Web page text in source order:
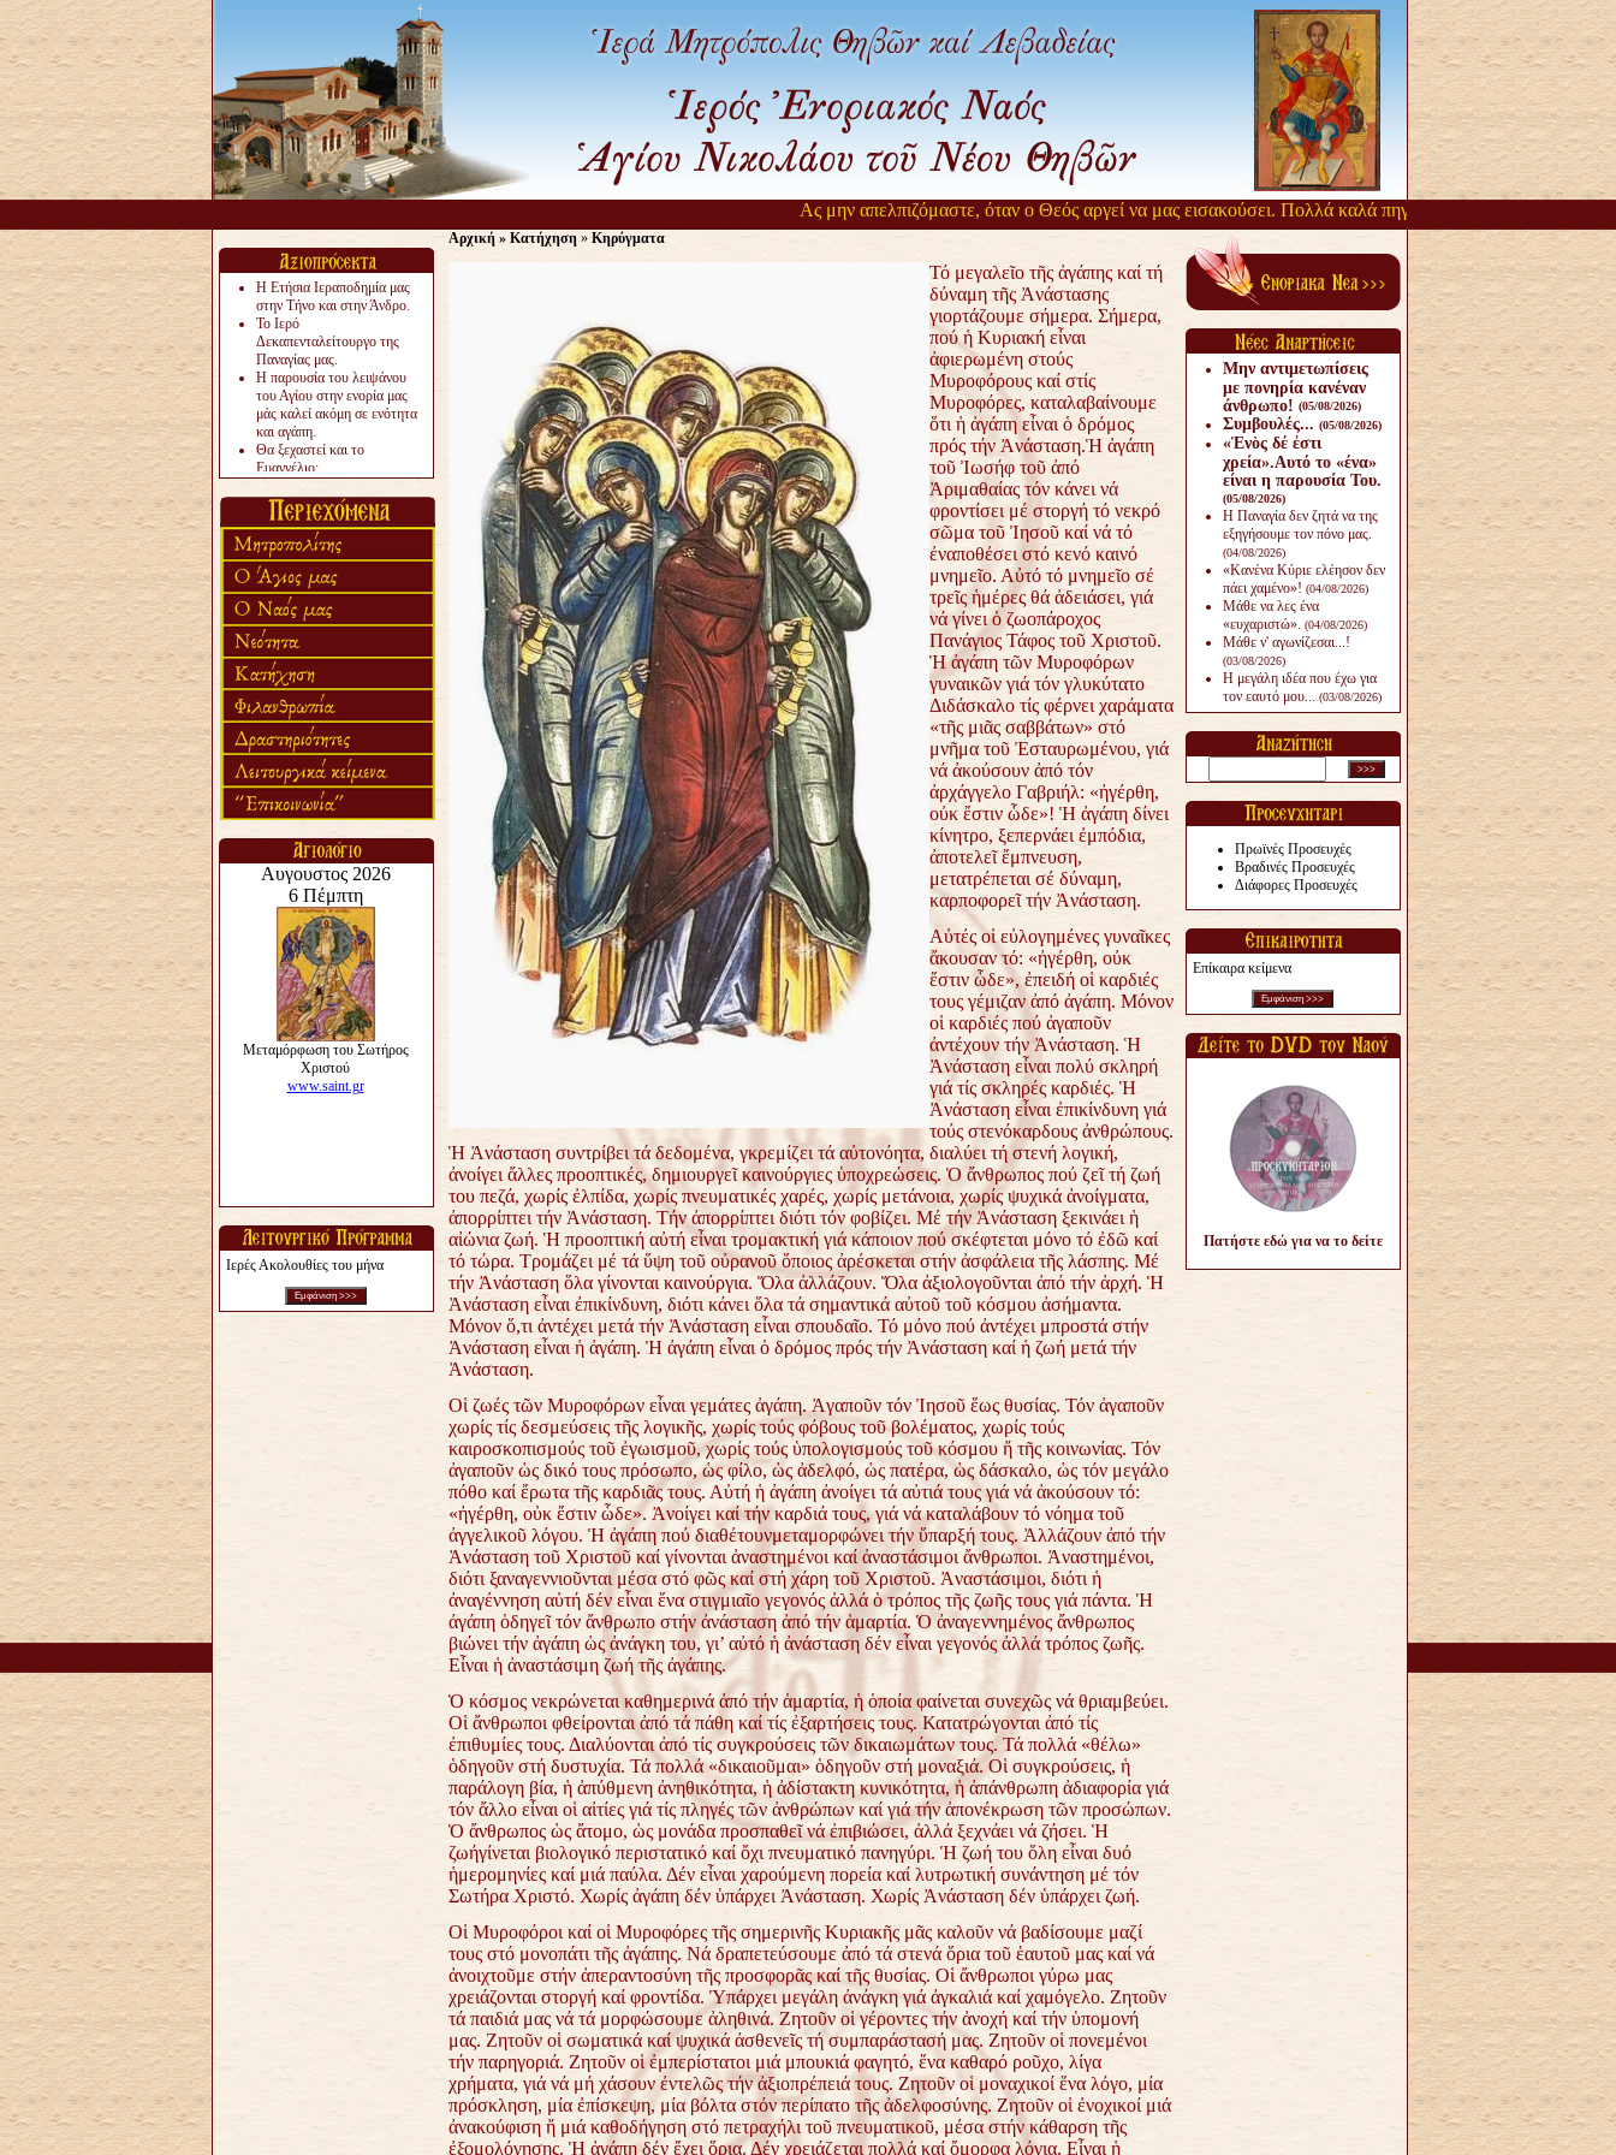
Ας μην απελπιζόμαστε, όταν ο Θεός αργεί να μας εισακούσει. Πολλά καλά πηγάζουν, από την αργοπορία
Η Ετήσια Ιεραποδημία μας
στην Τήνο και στην Άνδρο.
Το Ιερό
Δεκαπενταλείτουργο της
Παναγίας μας.
Η παρουσία του λειψάνου
του Αγίου στην ενορία μας
μάς καλεί ακόμη σε ενότητα
και αγάπη.
Θα ξεχαστεί και το
Ευαγγέλιο;
«πολύ αργά».
Ζητείται....
Ιερές Ακολουθίες του μήνα
Αρχική» Κατήχηση» Κηρύγματα
Τό μεγαλεῖο τῆς ἀγάπης καί τή
δύναμη τῆς Ἀνάστασης
γιορτάζουμε σήμερα. Σήμερα,
πού ἡ Κυριακή εἶναι
ἀφιερωμένη στούς
Μυροφόρους καί στίς
Μυροφόρες, καταλαβαίνουμε
ὅτι ἡ ἀγάπη εἶναι ὁ δρόμος
πρός τήν Ἀνάσταση.Ἡ ἀγάπη
τοῦ Ἰωσήφ τοῦ ἀπό
Ἀριμαθαίας τόν κάνει νά
φροντίσει μέ στοργή τό νεκρό
σῶμα τοῦ Ἰησοῦ καί νά τό
ἐναποθέσει στό κενό καινό
μνημεῖο. Αὐτό τό μνημεῖο σέ
τρεῖς ἡμέρες θά ἀδειάσει, γιά
νά γίνει ὁ ζωοπάροχος
Πανάγιος Τάφος τοῦ Χριστοῦ.
Ἡ ἀγάπη τῶν Μυροφόρων
γυναικῶν γιά τόν γλυκύτατο
Διδάσκαλο τίς φέρνει χαράματα
«τῆς μιᾶς σαββάτων» στό
μνῆμα τοῦ Ἐσταυρωμένου, γιά
νά ἀκούσουν ἀπό τόν
ἀρχάγγελο Γαβριήλ: «ἠγέρθη,
οὐκ ἔστιν ὧδε»! Ἡ ἀγάπη δίνει
κίνητρο, ξεπερνάει ἐμπόδια,
ἀποτελεῖ ἔμπνευση,
μετατρέπεται σέ δύναμη,
καρποφορεῖ τήν Ἀνάσταση.
Αὐτές οἱ εὐλογημένες γυναῖκες
ἄκουσαν τό: «ἠγέρθη, οὐκ
ἔστιν ὧδε», ἐπειδή οἱ καρδιές
τους γέμιζαν ἀπό ἀγάπη. Μόνον
οἱ καρδιές πού ἀγαποῦν
ἀντέχουν τήν Ἀνάσταση. Ἡ
Ἀνάσταση εἶναι πολύ σκληρή
γιά τίς σκληρές καρδιές. Ἡ
Ἀνάσταση εἶναι ἐπικίνδυνη γιά
τούς στενόκαρδους ἀνθρώπους.
Ἡ Ἀνάσταση συντρίβει τά δεδομένα, γκρεμίζει τά αὐτονόητα, διαλύει τή στενή λογική,
ἀνοίγει ἄλλες προοπτικές, δημιουργεῖ καινούργιες ὑποχρεώσεις. Ὁ ἄνθρωπος πού ζεῖ τή ζωή
του πεζά, χωρίς ἐλπίδα, χωρίς πνευματικές χαρές, χωρίς μετάνοια, χωρίς ψυχικά ἀνοίγματα,
ἀπορρίπτει τήν Ἀνάσταση. Τήν ἀπορρίπτει διότι τόν φοβίζει. Μέ τήν Ἀνάσταση ξεκινάει ἡ
αἰώνια ζωή. Ἡ προοπτική αὐτή εἶναι τρομακτική γιά κάποιον πού σκέφτεται μόνο τό ἐδῶ καί
τό τώρα. Τρομάζει μέ τά ὕψη τοῦ οὐρανοῦ ὅποιος ἀρέσκεται στήν ἀσφάλεια τῆς λάσπης. Μέ
τήν Ἀνάσταση ὅλα γίνονται καινούργια. Ὅλα ἀλλάζουν. Ὅλα ἀξιολογοῦνται ἀπό τήν ἀρχή. Ἡ
Ἀνάσταση εἶναι ἐπικίνδυνη, διότι κάνει ὅλα τά σημαντικά αὐτοῦ τοῦ κόσμου ἀσήμαντα.
Μόνον ὅ,τι ἀντέχει μετά τήν Ἀνάσταση εἶναι σπουδαῖο. Τό μόνο πού ἀντέχει μπροστά στήν
Ἀνάσταση εἶναι ἡ ἀγάπη. Ἡ ἀγάπη εἶναι ὁ δρόμος πρός τήν Ἀνάσταση καί ἡ ζωή μετά τήν
Ἀνάσταση.
Οἱ ζωές τῶν Μυροφόρων εἶναι γεμάτες ἀγάπη. Ἀγαποῦν τόν Ἰησοῦ ἕως θυσίας. Τόν ἀγαποῦν
χωρίς τίς δεσμεύσεις τῆς λογικῆς, χωρίς τούς φόβους τοῦ βολέματος, χωρίς τούς
καιροσκοπισμούς τοῦ ἐγωισμοῦ, χωρίς τούς ὑπολογισμούς τοῦ κόσμου ἤ τῆς κοινωνίας. Τόν
ἀγαποῦν ὡς δικό τους πρόσωπο, ὡς φίλο, ὡς ἀδελφό, ὡς πατέρα, ὡς δάσκαλο, ὡς τόν μεγάλο
πόθο καί ἔρωτα τῆς καρδιᾶς τους. Αὐτή ἡ ἀγάπη ἀνοίγει τά αὐτιά τους γιά νά ἀκούσουν τό:
«ἠγέρθη, οὐκ ἔστιν ὧδε». Ἀνοίγει καί τήν καρδιά τους, γιά νά καταλάβουν τό νόημα τοῦ
ἀγγελικοῦ λόγου. Ἡ ἀγάπη πού διαθέτουνμεταμορφώνει τήν ὕπαρξή τους. Ἀλλάζουν ἀπό τήν
Ἀνάσταση τοῦ Χριστοῦ καί γίνονται ἀναστημένοι καί ἀναστάσιμοι ἄνθρωποι. Ἀναστημένοι,
διότι ξαναγεννιοῦνται μέσα στό φῶς καί στή χάρη τοῦ Χριστοῦ. Ἀναστάσιμοι, διότι ἡ
ἀναγέννηση αὐτή δέν εἶναι ἕνα στιγμιαῖο γεγονός ἀλλά ὁ τρόπος τῆς ζωῆς τους γιά πάντα. Ἡ
ἀγάπη ὁδηγεῖ τόν ἄνθρωπο στήν ἀνάσταση ἀπό τήν ἁμαρτία. Ὁ ἀναγεννημένος ἄνθρωπος
βιώνει τήν ἀγάπη ὡς ἀνάγκη του, γι’ αὐτό ἡ ἀνάσταση δέν εἶναι γεγονός ἀλλά τρόπος ζωῆς.
Εἶναι ἡ ἀναστάσιμη ζωή τῆς ἀγάπης.
Ὁ κόσμος νεκρώνεται καθημερινά ἀπό τήν ἁμαρτία, ἡ ὁποία φαίνεται συνεχῶς νά θριαμβεύει.
Οἱ ἄνθρωποι φθείρονται ἀπό τά πάθη καί τίς ἐξαρτήσεις τους. Κατατρώγονται ἀπό τίς
ἐπιθυμίες τους. Διαλύονται ἀπό τίς συγκρούσεις τῶν δικαιωμάτων τους. Τά πολλά «θέλω»
ὁδηγοῦν στή δυστυχία. Τά πολλά «δικαιοῦμαι» ὁδηγοῦν στή μοναξιά. Οἱ συγκρούσεις, ἡ
παράλογη βία, ἡ ἀπύθμενη ἀνηθικότητα, ἡ ἀδίστακτη κυνικότητα, ἡ ἀπάνθρωπη ἀδιαφορία γιά
τόν ἄλλο εἶναι οἱ αἰτίες γιά τίς πληγές τῶν ἀνθρώπων καί γιά τήν ἀπονέκρωση τῶν προσώπων.
Ὁ ἄνθρωπος ὡς ἄτομο, ὡς μονάδα προσπαθεῖ νά ἐπιβιώσει, ἀλλά ξεχνάει νά ζήσει. Ἡ
ζωήγίνεται βιολογικό περιστατικό καί ὄχι πνευματικό πανηγύρι. Ἡ ζωή του ὅλη εἶναι δυό
ἡμερομηνίες καί μιά παύλα. Δέν εἶναι χαρούμενη πορεία καί λυτρωτική συνάντηση μέ τόν
Σωτήρα Χριστό. Χωρίς ἀγάπη δέν ὑπάρχει Ἀνάσταση. Χωρίς Ἀνάσταση δέν ὑπάρχει ζωή.
Οἱ Μυροφόροι καί οἱ Μυροφόρες τῆς σημερινῆς Κυριακῆς μᾶς καλοῦν νά βαδίσουμε μαζί
τους στό μονοπάτι τῆς ἀγάπης. Νά δραπετεύσουμε ἀπό τά στενά ὅρια τοῦ ἑαυτοῦ μας καί νά
ἀνοιχτοῦμε στήν ἀπεραντοσύνη τῆς προσφορᾶς καί τῆς θυσίας. Οἱ ἄνθρωποι γύρω μας
χρειάζονται στοργή καί φροντίδα. Ὑπάρχει μεγάλη ἀνάγκη γιά ἀγκαλιά καί χαμόγελο. Ζητοῦν
τά παιδιά μας νά τά μορφώσουμε ἀληθινά. Ζητοῦν οἱ γέροντες τήν ἀνοχή καί τήν ὑπομονή
μας. Ζητοῦν οἱ σωματικά καί ψυχικά ἀσθενεῖς τή συμπαράστασή μας. Ζητοῦν οἱ πονεμένοι
τήν παρηγοριά. Ζητοῦν οἱ ἐμπερίστατοι μιά μπουκιά φαγητό, ἕνα καθαρό ροῦχο, λίγα
χρήματα, γιά νά μή χάσουν ἐντελῶς τήν ἀξιοπρέπειά τους. Ζητοῦν οἱ μοναχικοί ἕνα λόγο, μία
πρόσκληση, μία ἐπίσκεψη, μία βόλτα στόν περίπατο τῆς ἀδελφοσύνης. Ζητοῦν οἱ ἐνοχικοί μιά
ἀνακούφιση ἤ μιά καθοδήγηση στό πετραχήλι τοῦ πνευματικοῦ, μέσα στήν κάθαρση τῆς
ἐξομολόγησης. Ἡ ἀγάπη δέν ἔχει ὅρια. Δέν χρειάζεται πολλά καί ὄμορφα λόγια. Εἶναι ἡ
Μην αντιμετωπίσεις
με πονηρία κανέναν
άνθρω­πο! (05/08/2026)
Συμβουλές... (05/08/2026)
«Ἑνὸς δέ ἐστι
χρεία».Αυτό το «ένα»
είναι η παρουσία Του.
(05/08/2026)
Η Παναγία δεν ζητά να της
εξηγήσουμε τον πόνο μας.
(04/08/2026)
«Κανένα Κύριε ελέησον δεν
πάει χαμένο»! (04/08/2026)
Μάθε να λες ένα
«ευχαριστώ». (04/08/2026)
Μάθε ν' αγωνίζεσαι...!
(03/08/2026)
Η μεγάλη ιδέα που έχω για
τον εαυτό μου... (03/08/2026)
Πρωϊνές Προσευχές
Βραδινές Προσευχές
Διάφορες Προσευχές
Επίκαιρα κείμενα
Πατήστε εδώ για να το δείτε